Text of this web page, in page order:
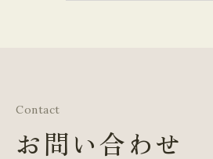
Contact
お問い合わせ